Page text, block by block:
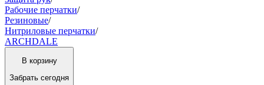
Рабочие перчатки/
Резиновые/
Нитриловые перчатки/
ARCHDALE
В корзину
Забрать сегодня